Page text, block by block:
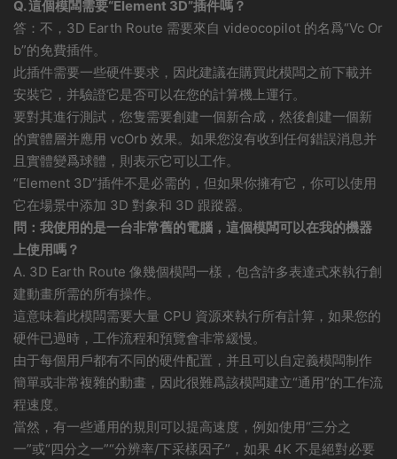
Q. 這個模闆需要“Element 3D”插件嗎？
答：不，3D Earth Route 需要來自 videocopilot 的名爲“Vc Or
b”的免費插件。
此插件需要一些硬件要求，因此建議在購買此模闆之前下載并
安裝它，并驗證它是否可以在您的計算機上運行。
要對其進行測試，您隻需要創建一個新合成，然後創建一個新
的實體層并應用 vcOrb 效果。如果您沒有收到任何錯誤消息并
且實體變爲球體，則表示它可以工作。
“Element 3D”插件不是必需的，但如果你擁有它，你可以使用
它在場景中添加 3D 對象和 3D 跟蹤器。
問：我使用的是一台非常舊的電腦，這個模闆可以在我的機器
上使用嗎？
A. 3D Earth Route 像幾個模闆一樣，包含許多表達式來執行創
建動畫所需的所有操作。
這意味着此模闆需要大量 CPU 資源來執行所有計算，如果您的
硬件已過時，工作流程和預覽會非常緩慢。
由于每個用戶都有不同的硬件配置，并且可以自定義模闆制作
簡單或非常複雜的動畫，因此很難爲該模闆建立“通用”的工作流
程速度。
當然，有一些通用的規則可以提高速度，例如使用“三分之
一”或“四分之一”“分辨率/下采樣因子”，如果 4K 不是絕對必要